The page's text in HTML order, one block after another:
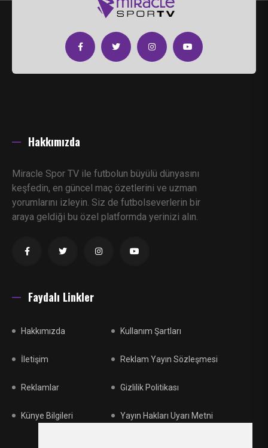
Hakkımızda
Miracle Spor TV ile futbolun büyülü dünyasını
keşfedin, en güncel maç özetlerini ve uzman
yorumlarını izleyin. Siz de futbolseverlerin bir
araya geldiği bu özel platformda yerinizi alın.
Faydalı Linkler
Hakkımızda
İletişim
Reklamlar
Künye Bilgileri
Kullanım Şartları
Reklam Yayın Sözleşmesi
Gizlilik Politikası
Yayın Hakları Uyarı Metni